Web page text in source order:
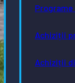
Achiziții
Achiziții